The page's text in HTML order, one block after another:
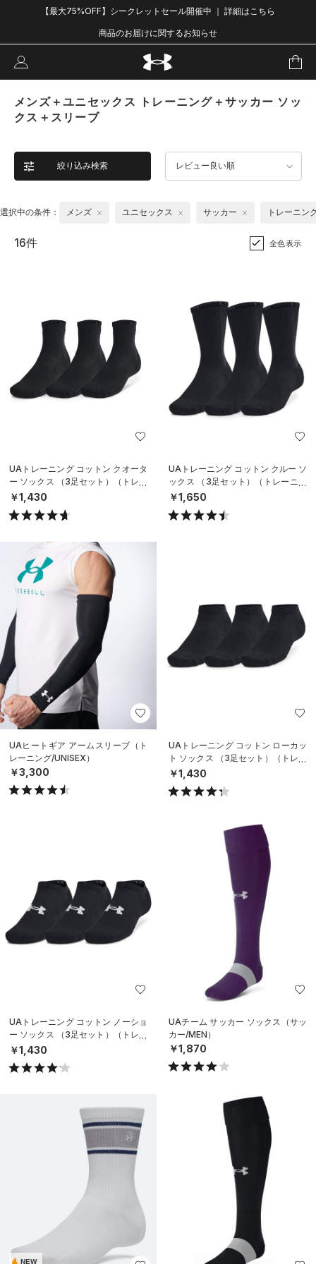
【最大75%OFF】シークレットセール開催中 ｜ 詳細はこちら
商品のお届けに関するお知らせ
メンズ＋ユニセックス トレーニング＋サッカー ソッ
クス＋スリーブ
絞り込み検索 レビュー良い順
選択中の条件： メンズ ユニセックス サッカー トレーニン
16件 全色表示
UAトレーニング コットン クオータ
ー ソックス （3足セット）（トレー
ニング/UNISEX）
￥1,430
UAトレーニング コットン クルー ソ
ックス （3足セット）（トレーニン
グ/UNISEX）
￥1,650
UAヒートギア アームスリーブ（ト
レーニング/UNISEX）
￥3,300
UAトレーニング コットン ローカッ
ト ソックス （3足セット）（トレー
ニング/UNISEX）
￥1,430
UAトレーニング コットン ノーショ
ー ソックス （3足セット）（トレー
ニング/UNISEX）
￥1,430
UAチーム サッカー ソックス（サッ
カー/MEN）
￥1,870
NEW